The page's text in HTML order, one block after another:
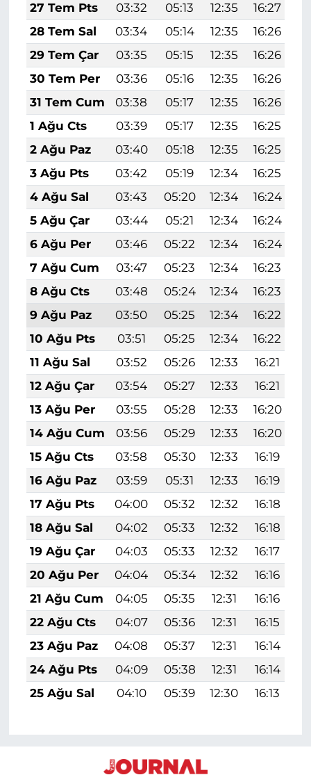
27 Tem Pts
03:32 05:13 12:35 16:27
28 Tem Sal
03:34 05:14 12:35 16:26
29 Tem Çar
03:35 05:15 12:35 16:26
30 Tem Per
03:36 05:16 12:35 16:26
31 Tem Cum
03:38 05:17 12:35 16:26
1 Ağu Cts
03:39 05:17 12:35 16:25
2 Ağu Paz
03:40 05:18 12:35 16:25
3 Ağu Pts
03:42 05:19 12:34 16:25
4 Ağu Sal
03:43 05:20 12:34 16:24
5 Ağu Çar
03:44 05:21 12:34 16:24
6 Ağu Per
03:46 05:22 12:34 16:24
7 Ağu Cum
03:47 05:23 12:34 16:23
8 Ağu Cts
03:48 05:24 12:34 16:23
9 Ağu Paz
03:50 05:25 12:34 16:22
10 Ağu Pts
03:51 05:25 12:34 16:22
11 Ağu Sal
03:52 05:26 12:33 16:21
12 Ağu Çar
03:54 05:27 12:33 16:21
13 Ağu Per
03:55 05:28 12:33 16:20
14 Ağu Cum
03:56 05:29 12:33 16:20
15 Ağu Cts
03:58 05:30 12:33 16:19
16 Ağu Paz
03:59 05:31 12:33 16:19
17 Ağu Pts
04:00 05:32 12:32 16:18
18 Ağu Sal
04:02 05:33 12:32 16:18
19 Ağu Çar
04:03 05:33 12:32 16:17
20 Ağu Per
04:04 05:34 12:32 16:16
21 Ağu Cum
04:05 05:35 12:31 16:16
22 Ağu Cts
04:07 05:36 12:31 16:15
23 Ağu Paz
04:08 05:37 12:31 16:14
24 Ağu Pts
04:09 05:38 12:31 16:14
25 Ağu Sal
04:10 05:39 12:30 16:13